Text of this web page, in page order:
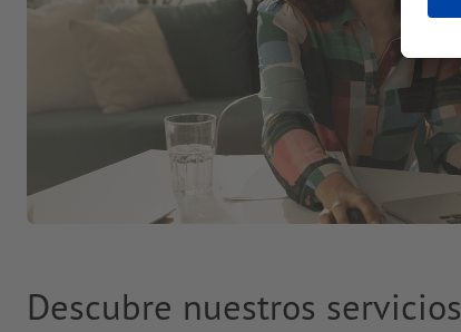
Descubre nuestros servicios